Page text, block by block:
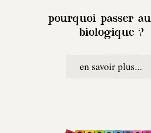
pourquoi passer
biologique ?
en savoir plus...